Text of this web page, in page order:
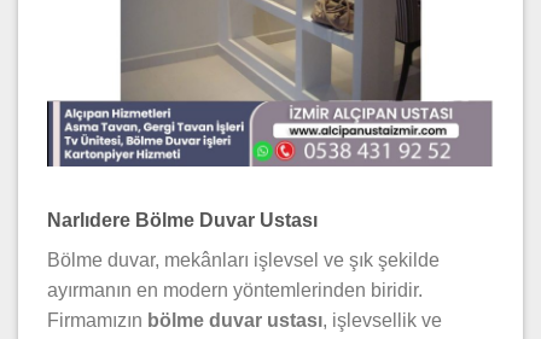
Narlıdere Bölme Duvar Ustası
Bölme duvar, mekânları işlevsel ve şık şekilde
ayırmanın en modern yöntemlerinden biridir.
Firmamızın bölme duvar ustası, işlevsellik ve